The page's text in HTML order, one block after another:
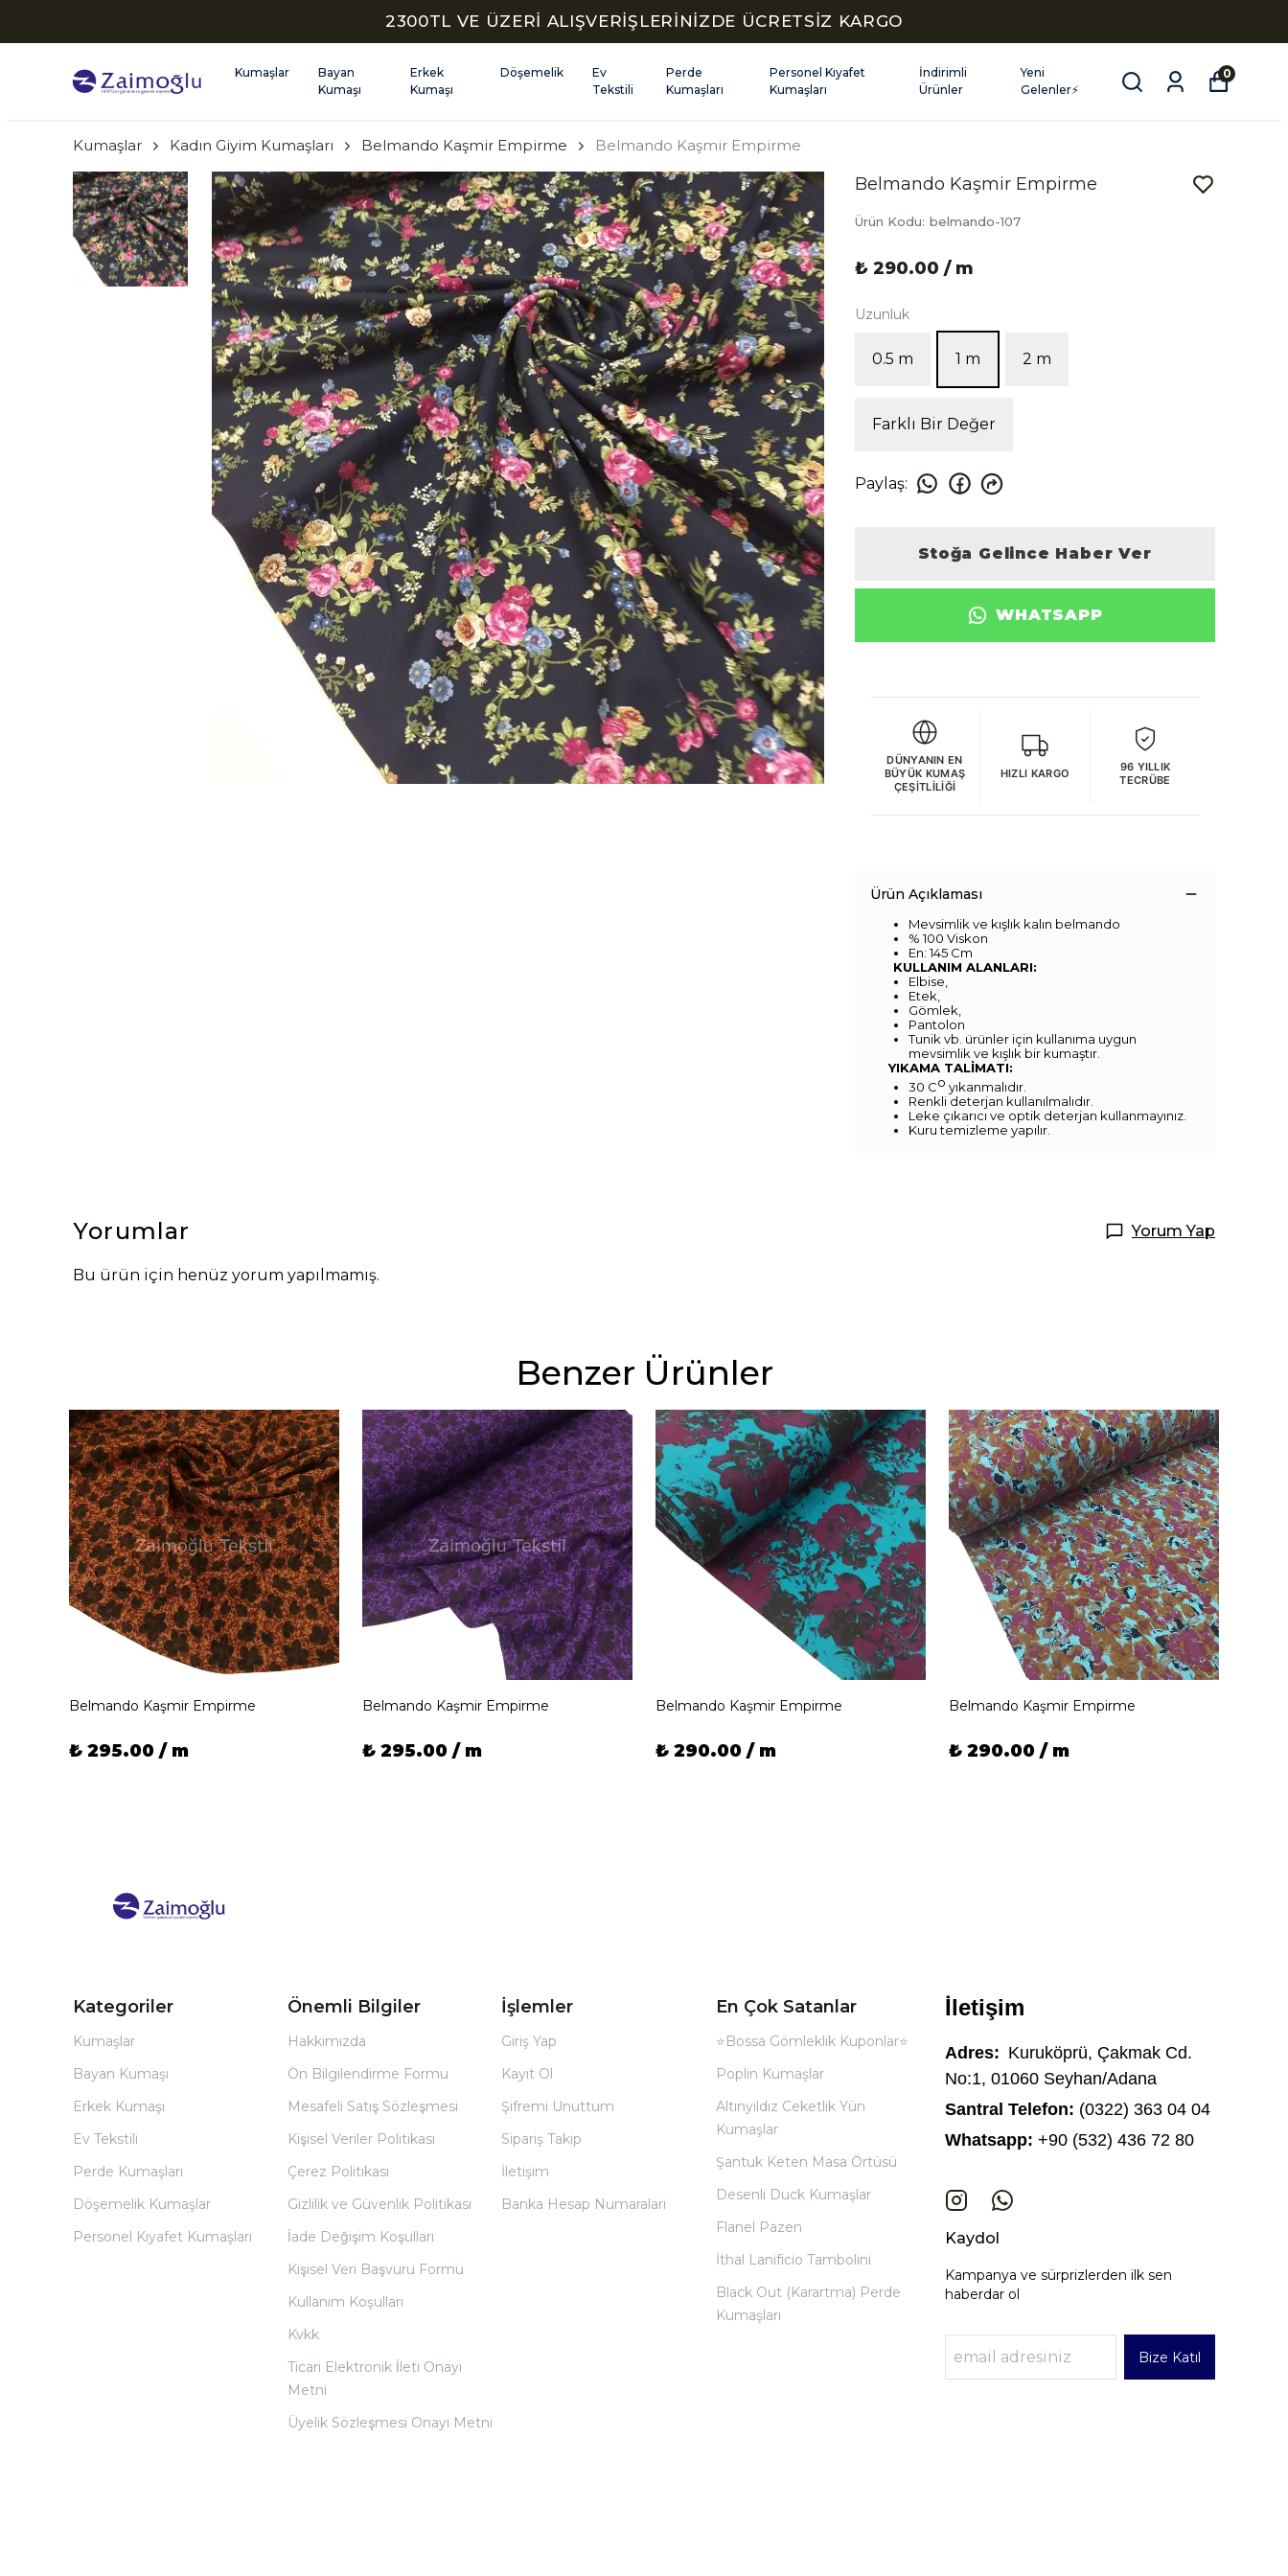
2300TL VE ÜZERİ ALIŞVERİŞLERİNİZDE ÜCRETSİZ KARGO
Kumaşlar
Bayan
Kumaşı
Erkek
Kumaşı
Döşemelik
Ev
Tekstili
Perde
Kumaşları
Personel Kıyafet
Kumaşları
İndirimli
Ürünler
Yeni
Gelenler⚡
0
Kumaşlar Kadın Giyim Kumaşları Belmando Kaşmir Empirme Belmando Kaşmir Empirme
Belmando Kaşmir Empirme
Ürün Kodu: belmando-107
₺ 290.00 / m
Uzunluk
0.5 m 1 m 2 m
Farklı Bir Değer
Paylaş:
Stoğa Gelince Haber Ver
WHATSAPP
DÜNYANIN EN
BÜYÜK KUMAŞ
ÇEŞITLILIĞI
HIZLI KARGO
96 YILLIK
TECRÜBE
Ürün Açıklaması
Mevsimlik ve kışlık kalın belmando
% 100 Viskon
En: 145 Cm
KULLANIM ALANLARI:
Elbise,
Etek,
Gömlek,
Pantolon
Tunik vb. ürünler için kullanıma uygun
mevsimlik ve kışlık bir kumaştır.
YIKAMA TALİMATI:
30 Co yıkanmalıdır.
Renkli deterjan kullanılmalıdır.
Leke çıkarıcı ve optik deterjan kullanmayınız.
Kuru temizleme yapılır.
Yorumlar Yorum Yap
Bu ürün için henüz yorum yapılmamış.
Benzer Ürünler
Belmando Kaşmir Empirme
₺ 295.00 / m
Belmando Kaşmir Empirme
₺ 295.00 / m
Belmando Kaşmir Empirme
₺ 290.00 / m
Belmando Kaşmir Empirme
₺ 290.00 / m
Kategoriler
Kumaşlar
Bayan Kumaşı
Erkek Kumaşı
Ev Tekstili
Perde Kumaşları
Döşemelik Kumaşlar
Personel Kıyafet Kumaşları
Önemli Bilgiler
Hakkımızda
Ön Bilgilendirme Formu
Mesafeli Satış Sözleşmesi
Kişisel Veriler Politikası
Çerez Politikası
Gizlilik ve Güvenlik Politikası
İade Değişim Koşulları
Kişisel Veri Başvuru Formu
Kullanım Koşulları
Kvkk
Ticari Elektronik İleti Onayı
Metni
Üyelik Sözleşmesi Onayı Metni
İşlemler
Giriş Yap
Kayıt Ol
Şifremi Unuttum
Sipariş Takip
İletişim
Banka Hesap Numaraları
En Çok Satanlar
⭐Bossa Gömleklik Kuponlar⭐
Poplin Kumaşlar
Altınyıldız Ceketlik Yün
Kumaşlar
Şantuk Keten Masa Örtüsü
Desenli Duck Kumaşlar
Flanel Pazen
İthal Lanificio Tambolini
Black Out (Karartma) Perde
Kumaşları
İletişim
Adres: Kuruköprü, Çakmak Cd.
No:1, 01060 Seyhan/Adana
Santral Telefon: (0322) 363 04 04
Whatsapp: +90 (532) 436 72 80
Kaydol
Kampanya ve sürprizlerden ilk sen
haberdar ol
Bize Katıl